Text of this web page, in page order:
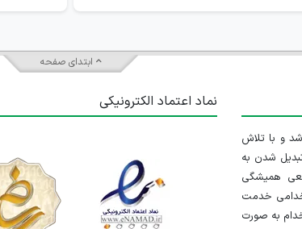
ابتدای صفحه
۱/۱۰ راه اندازی شد و با تلاش
شدن به
همیشگی
خدمت
به صورت
نماد اعتماد الکترونیکی